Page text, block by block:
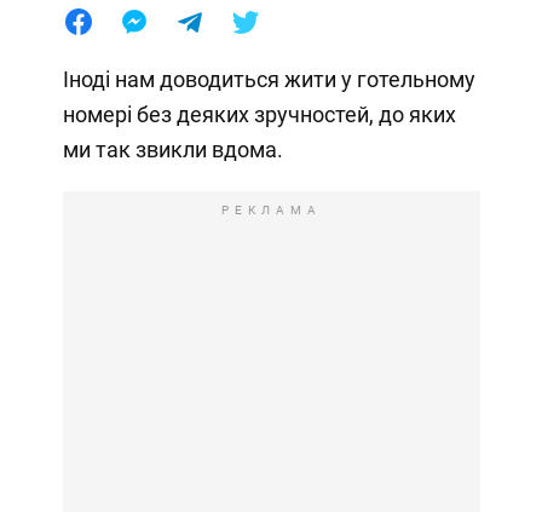
Іноді нам доводиться жити у готельному
номері без деяких зручностей, до яких
ми так звикли вдома.
РЕКЛАМА